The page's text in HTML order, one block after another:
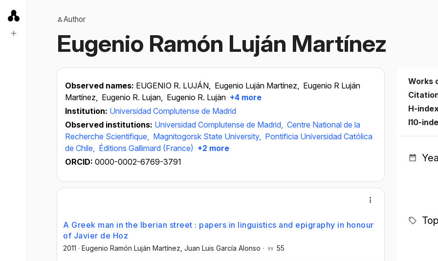
Author
Eugenio Ramón Luján Martínez
Observed names: EUGENIO R. LUJÁN, Eugenio Luján Martínez, Eugenio R Luján
Martínez, Eugenio R. Lujan, Eugenio R. Lujàn +4 more
Institution: Universidad Complutense de Madrid
Observed institutions: Universidad Complutense de Madrid, Centre National de la
Recherche Scientifique, Magnitogorsk State University, Pontificia Universidad Católica
de Chile, Éditions Gallimard (France) +2 more
ORCID: 0000-0002-6769-3791
A Greek man in the Iberian street : papers in linguistics and epigraphy in honour
of Javier de Hoz
2011 · Eugenio Ramón Luján Martínez , Juan Luis García Alonso · 55
Works
H-
I10-